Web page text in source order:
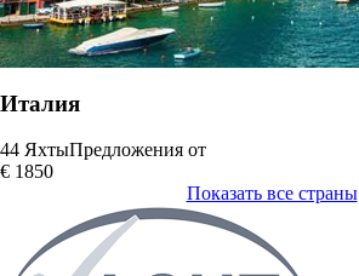
Италия
44 ЯхтыПредложения от
€ 1850
Показать все страны